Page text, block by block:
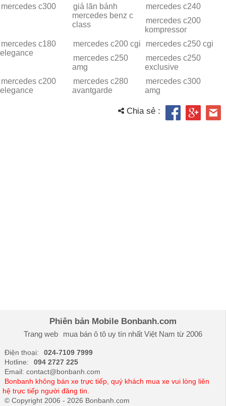
mercedes c300
giá lăn bánh
mercedes benz c
class
mercedes c240
mercedes c200
kompressor
mercedes c180
elegance
mercedes c200 cgi
mercedes c250 cgi
mercedes c250
amg
mercedes c250
exclusive
mercedes c200
elegance
mercedes c280
avantgarde
mercedes c300
amg
Chia sẻ :
Phiên bản Mobile Bonbanh.com
Trang web mua bán ô tôuy tín nhất Việt Nam từ 2006
Điện thoại:
024-7109 7999
Hotline:
094 2727 225
Email: contact@bonbanh.com
Bonbanh không bán xe trực tiếp, quý khách mua xe vui lòng liên
hệ trực tiếp người đăng tin.
© Copyright 2006 - 2026 Bonbanh.com